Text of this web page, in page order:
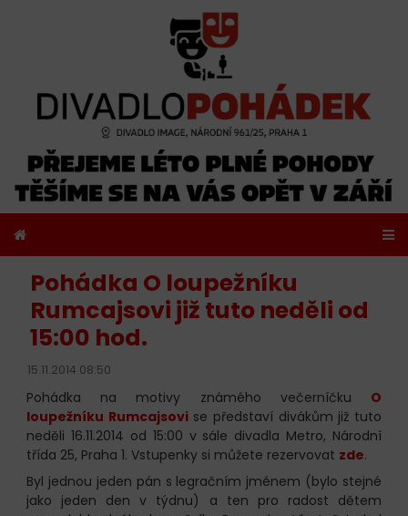
Pohádka O loupežníku
Rumcajsovi již tuto neděli od
15:00 hod.
15.11.2014 08:50
Pohádka na motivy známého večerníčku O
loupežníku Rumcajsovise představí divákům již tuto
neděli 16.11.2014 od 15:00 v sále divadla Metro, Národní
třída 25, Praha 1. Vstupenky si můžete rezervovat zde.
Byl jednou jeden pán s legračním jménem (bylo stejné
jako jeden den v týdnu) a ten pro radost dětem